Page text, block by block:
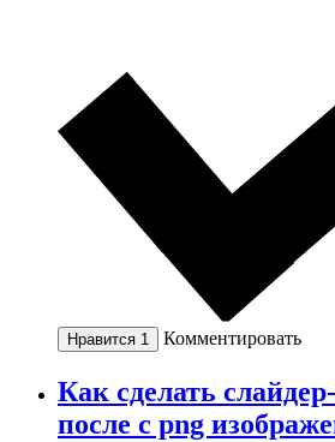
Нравится 1 Комментировать
Как сделать
после с png